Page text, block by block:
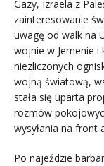
Gazy, Izraela z
zainteresowanie
uwagę od walk na
wojnie w Jemenie i
niezliczonych
wojną światową,
stała się uparta
rozmów
wysyłania na front
Po najeździe